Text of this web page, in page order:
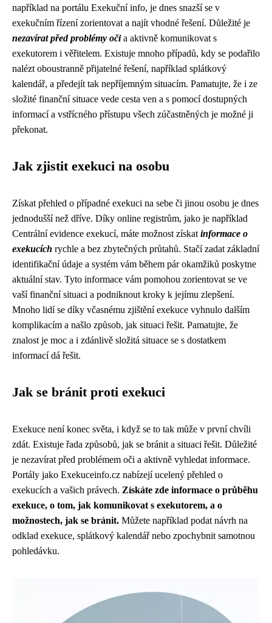
například na portálu Exekuční info, je dnes snazší se v
exekučním řízení zorientovat a najít vhodné řešení. Důležité je
nezavírat před problémy očia aktivně komunikovat s
exekutorem i věřitelem. Existuje mnoho případů, kdy se podařilo
nalézt oboustranně přijatelné řešení, například splátkový
kalendář, a předejít tak nepříjemným situacím. Pamatujte, že i ze
složité finanční situace vede cesta ven a s pomocí dostupných
informací a vstřícného přístupu všech zúčastněných je možné ji
překonat.
Jak zjistit exekuci na osobu
Získat přehled o případné exekuci na sebe či jinou osobu je dnes
jednodušší než dříve. Díky online registrům, jako je například
Centrální evidence exekucí, máte možnost získat informace o
exekucích rychle a bez zbytečných průtahů. Stačí zadat základní
identifikační údaje a systém vám během pár okamžiků poskytne
aktuální stav. Tyto informace vám pomohou zorientovat se ve
vaší finanční situaci a podniknout kroky k jejímu zlepšení.
Mnoho lidí se díky včasnému zjištění exekuce vyhnulo dalším
komplikacím a našlo způsob, jak situaci řešit. Pamatujte, že
znalost je moc a i zdánlivě složitá situace se s dostatkem
informací dá řešit.
Jak se bránit proti exekuci
Exekuce není konec světa, i když se to tak může v první chvíli
zdát. Existuje řada způsobů, jak se bránit a situaci řešit. Důležité
je nezavírat před problémem oči a aktivně vyhledat informace.
Portály jako Exekuceinfo.cz nabízejí ucelený přehled o
exekucích a vašich právech. Získáte zde informace o průběhu
exekuce, o tom, jak komunikovat s exekutorem, a o
možnostech, jak se bránit. Můžete například podat návrh na
odklad exekuce, splátkový kalendář nebo zpochybnit samotnou
pohledávku.